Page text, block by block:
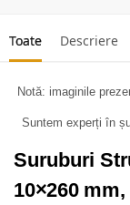
Toate Descriere
Notă: imaginile
Suntem experți în
Suruburi
10×260